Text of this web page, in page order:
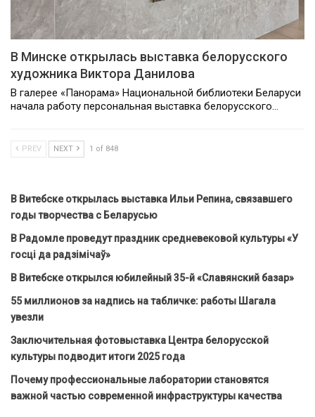
В Минске открылась выставка белорусского
художника Виктора Данилова
В галерее «Панорама» Национальной библиотеки Беларуси
начала работу персональная выставка белорусского…
PREV NEXT 1 of 848
В Витебске открылась выставка Ильи Репина, связавшего
годы творчества с Беларусью
В Радомле проведут праздник средневековой культуры «У
госці да радзімічаў»
В Витебске открылся юбилейный 35-й «Славянский базар»
55 миллионов за надпись на табличке: работы Шагала
увезли
Заключительная фотовыставка Центра белорусской
культуры подводит итоги 2025 года
Почему профессиональные лаборатории становятся
важной частью современной инфраструктуры качества